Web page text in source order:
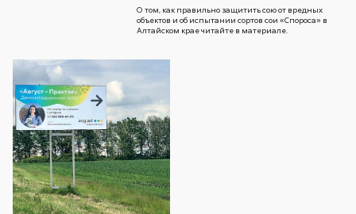
О том, как правильно защитить сою от вредных
объектов и об испытании сортов сои «Спороса» в
Алтайском крае читайте в материале.